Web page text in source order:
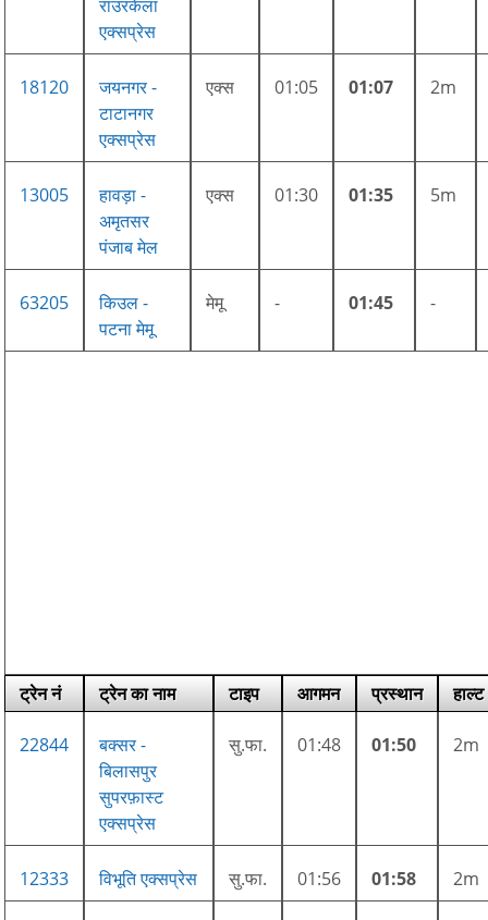
राउरकेला
एक्सप्रेस
18120
जयनगर -
टाटानगर
एक्सप्रेस
एक्स 01:05 01:07 2m
13005
हावड़ा -
अमृतसर
पंजाब मेल
एक्स 01:30 01:35 5m
63205
किउल -
पटना मेमू
मेमू - 01:45 -
ट्रेन नं ट्रेन का नाम टाइप आगमन प्रस्थान हाल्ट
22844
बक्सर -
बिलासपुर
सुपरफ़ास्ट
एक्सप्रेस
सु.फा. 01:48 01:50 2m
12333 विभूति एक्सप्रेस सु.फा. 01:56 01:58 2m